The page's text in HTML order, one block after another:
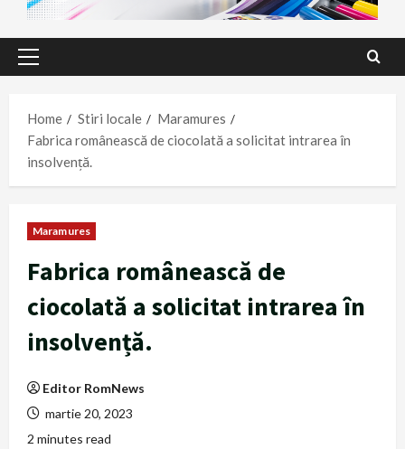
Primary
Home
Stiri locale
Maramures
Fabrica românească de ciocolată a solicitat intrarea în
insolvență.
Maramures
Fabrica românească de
ciocolată a solicitat intrarea în
insolvență.
Editor RomNews
martie 20, 2023
2 minutes read